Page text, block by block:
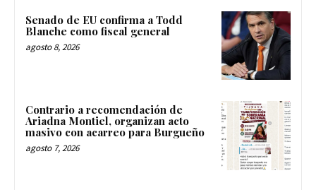
Senado de EU confirma a Todd
Blanche como fiscal general
agosto 8, 2026
Contrario a recomendación de
Ariadna Montiel, organizan acto
masivo con acarreo para Burgueño
agosto 7, 2026